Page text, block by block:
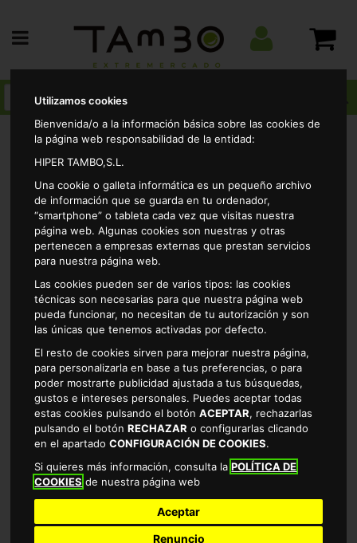
Utilizamos cookies
Bienvenida/o a la información básica sobre las cookies de
la página web responsabilidad de la entidad:
HIPER TAMBO,S.L.
Una cookie o galleta informática es un pequeño archivo
de información que se guarda en tu ordenador,
“smartphone” o tableta cada vez que visitas nuestra
página web. Algunas cookies son nuestras y otras
pertenecen a empresas externas que prestan servicios
para nuestra página web.
Las cookies pueden ser de varios tipos: las cookies
técnicas son necesarias para que nuestra página web
pueda funcionar, no necesitan de tu autorización y son
las únicas que tenemos activadas por defecto.
El resto de cookies sirven para mejorar nuestra página,
para personalizarla en base a tus preferencias, o para
poder mostrarte publicidad ajustada a tus búsquedas,
gustos e intereses personales. Puedes aceptar todas
estas cookies pulsando el botónACEPTAR, rechazarlas
pulsando el botónRECHAZAR o configurarlas clicando
en el apartadoCONFIGURACIÓN DE COOKIES.
Si quieres más información, consulta laPOLÍTICA DE
COOKIES de nuestra página web
Aceptar
Renuncio
Alimentacion
Almendra repelada frita sin sal alteza 200gr